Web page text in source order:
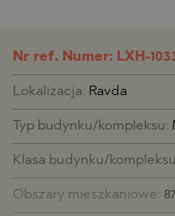
Nr ref. Numer: LXH-
Lokalizacja: Ravda
Typ budynku/kompleksu:
Klasa budynku/
Obszary mieszkaniowe: